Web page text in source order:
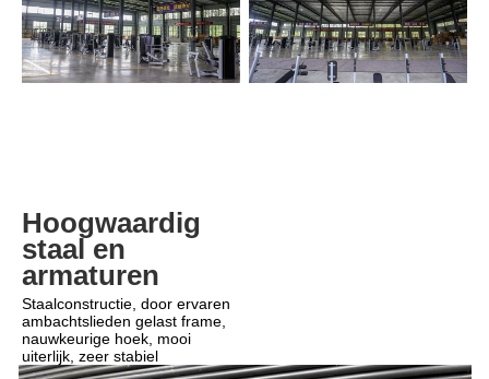
Hoogwaardig
staal en
armaturen
Staalconstructie, door ervaren
ambachtslieden gelast frame,
nauwkeurige hoek, mooi
uiterlijk, zeer stabiel